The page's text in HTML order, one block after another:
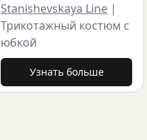
Stanishevskaya Line |
Трикотажный костюм с
юбкой
Узнать больше